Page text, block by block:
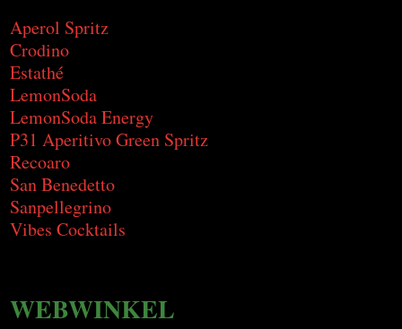
Aperol Spritz
Crodino
Estathé
LemonSoda
LemonSoda Energy
P31 Aperitivo Green Spritz
Recoaro
San Benedetto
Sanpellegrino
Vibes Cocktails
WEBWINKEL